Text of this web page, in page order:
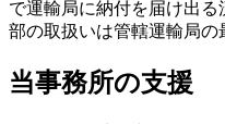
で運輸局に納付を届け出
部の取扱いは管轄運輸局の
当事務所の支援